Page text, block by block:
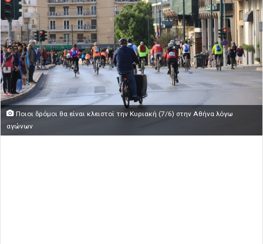
Ποιοι δρόμοι θα είναι κλειστοί την Κυριακή (7/6) στην Αθήνα λόγω
αγώνων